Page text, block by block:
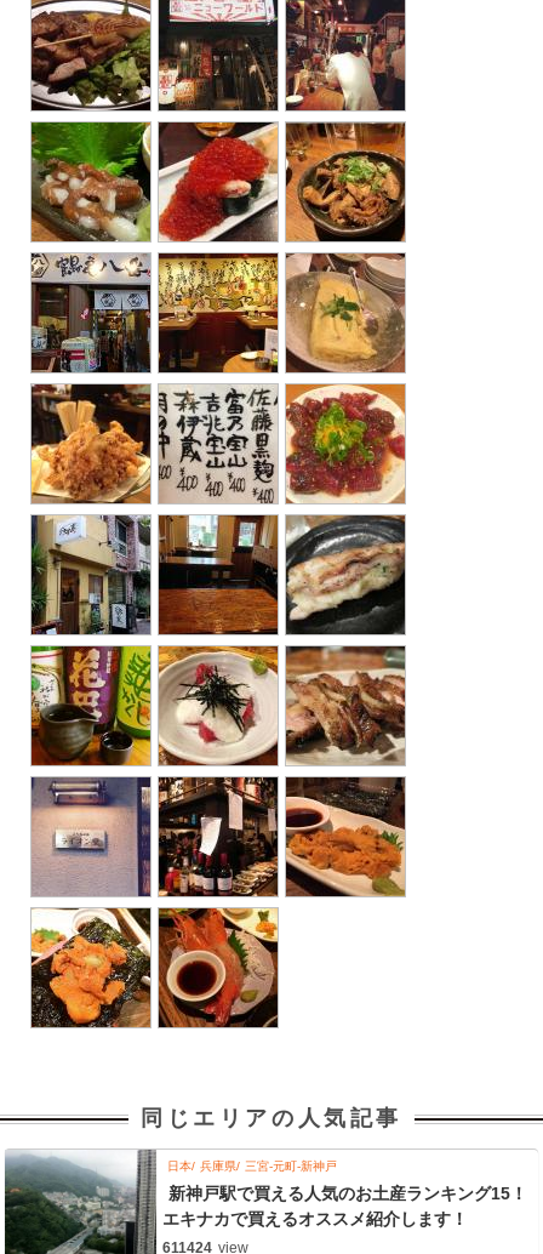
同じエリアの人気記事
日本 兵庫県 三宮-元町-新神戸
新神戸駅で買える人気のお土産ランキング15！
エキナカで買えるオススメ紹介します！
611424 view